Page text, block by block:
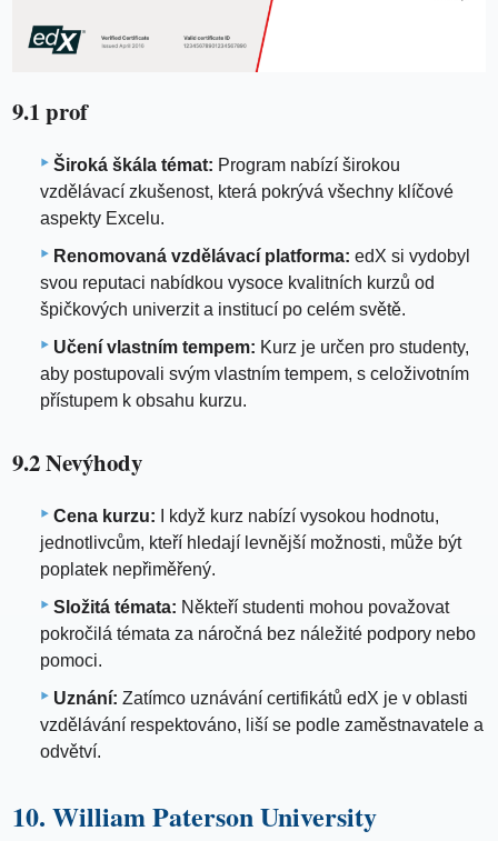
9.1 prof
Široká škála témat: Program nabízí širokou
vzdělávací zkušenost, která pokrývá všechny klíčové
aspekty Excelu.
Renomovaná vzdělávací platforma: edX si vydobyl
svou reputaci nabídkou vysoce kvalitních kurzů od
špičkových univerzit a institucí po celém světě.
Učení vlastním tempem: Kurz je určen pro studenty,
aby postupovali svým vlastním tempem, s celoživotním
přístupem k obsahu kurzu.
9.2 Nevýhody
Cena kurzu: I když kurz nabízí vysokou hodnotu,
jednotlivcům, kteří hledají levnější možnosti, může být
poplatek nepřiměřený.
Složitá témata: Někteří studenti mohou považovat
pokročilá témata za náročná bez náležité podpory nebo
pomoci.
Uznání: Zatímco uznávání certifikátů edX je v oblasti
vzdělávání respektováno, liší se podle zaměstnavatele a
odvětví.
10. William Paterson University